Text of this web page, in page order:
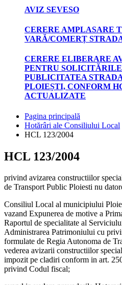
AVIZ SEVESO
CERERE AMPLASARE
VARĂ/COMERȚ
CERERE ELIBERARE
PENTRU
PUBLICITATEA
PLOIEȘTI, CONFORM
ACTUALIZATE
Pagina principală
Hotărâri ale Consiliului Local
HCL 123/2004
HCL 123/2004
privind avizarea constructiilor
de Transport Public Ploiesti nu
Consiliul Local al municipiului
vazand Expunerea de motive a
Raportul de specialitate al
Administrarea Patrimoniului cu
formulate de Regia Autonoma de
vederea avizarii constructiilor
impozit pe cladiri conform in art.
privind Codul fiscal;